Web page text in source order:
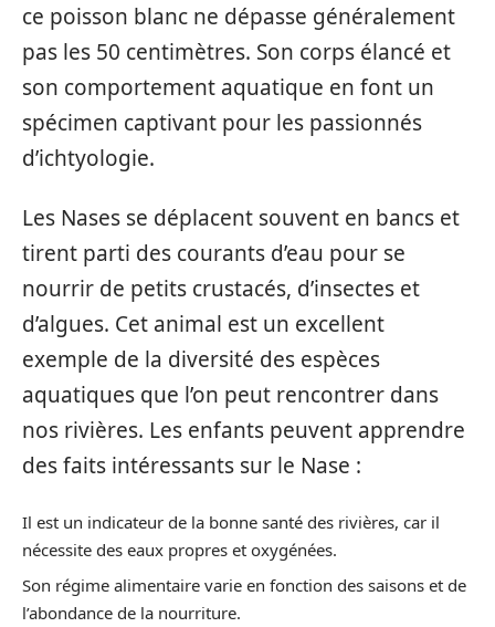
ce poisson blanc ne dépasse généralement
pas les 50 centimètres. Son corps élancé et
son comportement aquatique en font un
spécimen captivant pour les passionnés
d’ichtyologie.
Les Nases se déplacent souvent en bancs et
tirent parti des courants d’eau pour se
nourrir de petits crustacés, d’insectes et
d’algues. Cet animal est un excellent
exemple de la diversité des espèces
aquatiques que l’on peut rencontrer dans
nos rivières. Les enfants peuvent apprendre
des faits intéressants sur le Nase :
Il est un indicateur de la bonne santé des rivières, car il
nécessite des eaux propres et oxygénées.
Son régime alimentaire varie en fonction des saisons et de
l’abondance de la nourriture.